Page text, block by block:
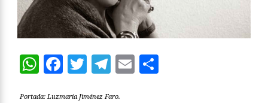
WhatsApp
Facebook
Twitter
Telegram
Email
Portada: Luzmaría Jiménez Faro.